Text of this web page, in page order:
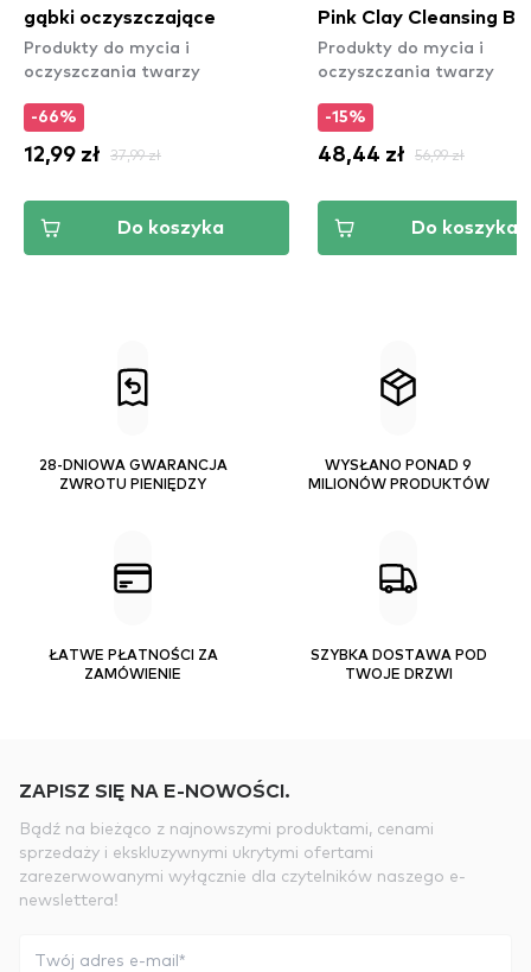
gąbki oczyszczające
Produkty do mycia i
oczyszczania twarzy
-66%
12,99 zł 37,99 zł
Do koszyka
Pink Clay Cleansing
Produkty do mycia i
oczyszczania twarzy
-15%
48,44 zł 56,99 zł
Do koszyka
28-DNIOWA GWARANCJA
ZWROTU PIENIĘDZY
WYSŁANO PONAD 9
MILIONÓW PRODUKTÓW
ŁATWE PŁATNOŚCI ZA
ZAMÓWIENIE
SZYBKA DOSTAWA POD
TWOJE DRZWI
ZAPISZ SIĘ NA E-NOWOŚCI.
Bądź na bieżąco z najnowszymi produktami, cenami
sprzedaży i ekskluzywnymi ukrytymi ofertami
zarezerwowanymi wyłącznie dla czytelników naszego e-
newslettera!